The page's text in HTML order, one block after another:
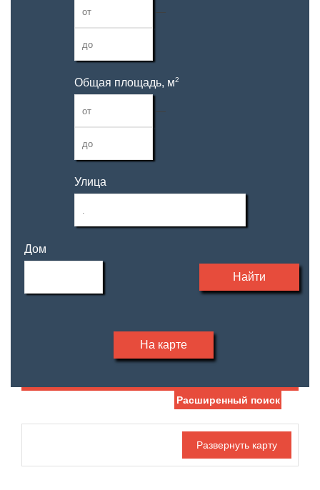
—
Общая площадь, м2
—
Улица
Дом
Найти
На карте
Жилая площадь
—
Площадь кухни
Расширенный поиск